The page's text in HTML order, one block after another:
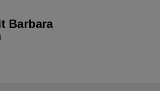
Barbara